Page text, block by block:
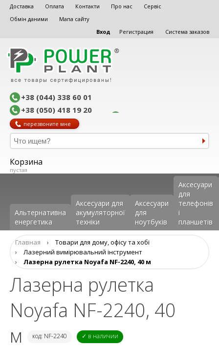
Доставка Оплата Контакти Про нас
Сервіс
Обмін даними
Мапа сайту
Вход
Регистрация Система заказов
+38 (044) 338 60 01
+38 (050) 418 19 20
перезвоните мне
Корзина
пустая
Альтернативна
енергетика
Аксесуари для
акумуляторної
техніки
Аксесуари
для
ноутбуків
Аксеcуари
для
телефонів
і
планшетів
Главная ›
Товари для дому, офісу та хобі
›
Лазерний вимірювальний інструмент
›
Лазерна рулетка Noyafa NF-2240, 40 м
Лазерна рулетка
Noyafa NF-2240, 40
м
код: NF-2240 ✓ в наличии